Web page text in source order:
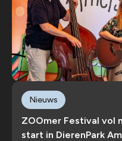
ZOOmer Festival vol
start in DierenPark
Nieuws